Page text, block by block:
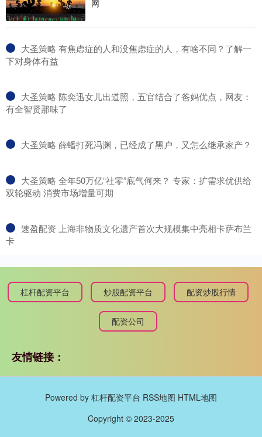
网
​大圣策略 有焦虑症的人和没焦虑症的人，有啥不同？了解一
下对身体有益
​大圣策略 陈奕迅女儿出道照，五官结合了爸妈优点，网友：
有全智贤那味了
​大圣策略 薛蟠打死冯渊，已经成了黑户，又怎么继承家产？
​大圣策略 全年50万亿“社零”底气何来？ 专家：扩需求优供给
双轮驱动 消费市场增量可期
​速盈配资 上海非物质文化遗产首次大规模集中亮相卡萨布兰
卡
杠杆配资平台 炒股配资平台 配资炒股行情
配资公司
友情链接：
Powered by 杠杆配资平台 RSS地图 HTML地图
Copyright © 2023-2025